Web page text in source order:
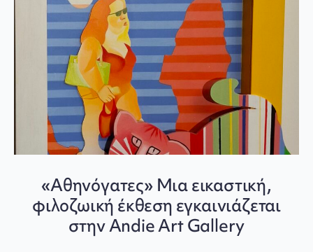
«Αθηνόγατες» Μια εικαστική,
φιλοζωική έκθεση εγκαινιάζεται
στην Andie Art Gallery